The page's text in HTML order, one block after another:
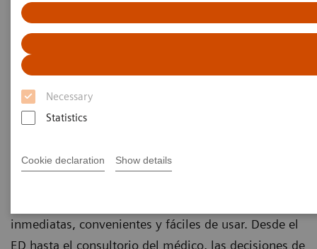
Necessary
Statistics
Cookie declaration Show details
Temas destacados en las
pruebas del Point-of-Care
Información enfocada en temas relevantes del
point of care, desde estudios de casos hasta
inmediatas, convenientes y fáciles de usar. Desde el
ED hasta el consultorio del médico, las decisiones de